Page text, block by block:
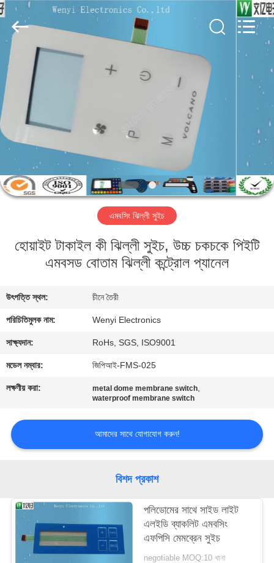
বাড়ি
পণ্য
আমাদের
সম্পর্কে
কারখানা
যোগাযোগ
করুন
উদ্ধৃতির
আবেদন
PRIVACY
POLICY
Jinyuanhang
Electronic
Technology
Co.,
All
Rights
Reserved.
এমবসিং ঝিল্লী সুইচ
হোয়াইট টাকাইল কী ঝিল্লী সুইচ, উচ্চ চকচকে পিইটি
এমবসড বোতাম ঝিল্লী কন্ট্রোল প্যানেল
উৎপত্তি স্থল: চীনে তৈরী
পরিচিতিমুলক নাম: Wenyi Electronics
সাক্ষ্যদান: RoHs, SGS, ISO9001
মডেল নম্বার: জিপিআই-FMS-025
লক্ষণীয় করা: metal dome membrane switch,
waterproof membrane switch
আমাদের সাথে যোগাযোগ করুন!
বিশদ প্রকাশ
পলিডোমের সাথে সাইড লাইট
এলইডি ব্যাকলিট এমবসিং
এফপিসি মেমব্রেন সুইচ
negotiable MOQ:10 খানা